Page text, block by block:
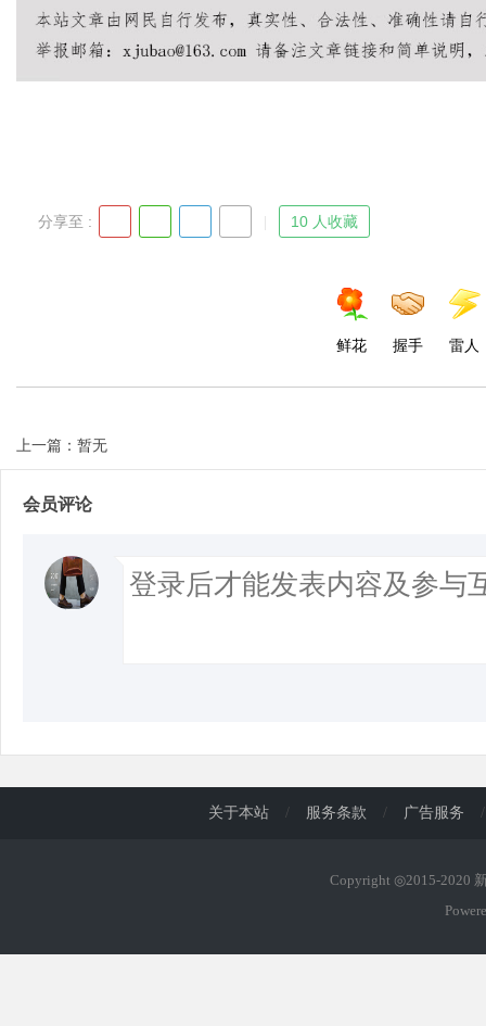
分享至 : 10 人收藏
鲜花 握手 雷人
上一篇：暂无
会员评论
关于本站 / 服务条款 / 广告服务 /
Copyright ◎2015-2020